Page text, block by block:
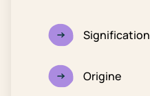
Signification
Origine